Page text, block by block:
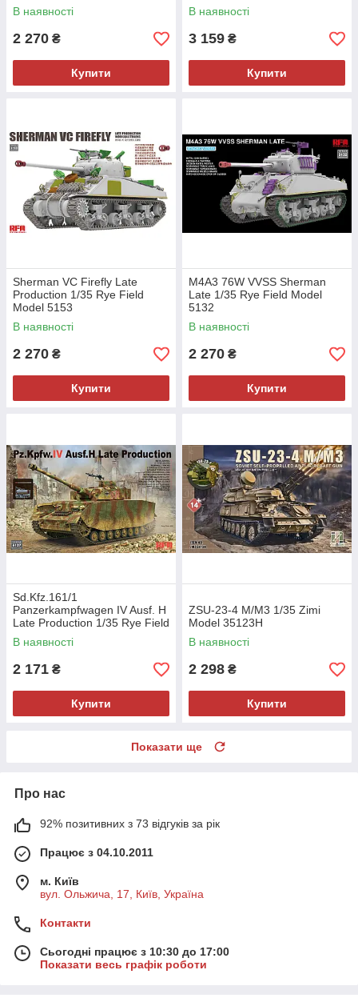
В наявності
2 270 ₴
Купити
В наявності
3 159 ₴
Купити
Sherman VC Firefly Late
Production 1/35 Rye Field
Model 5153
В наявності
2 270 ₴
Купити
M4A3 76W VVSS Sherman
Late 1/35 Rye Field Model
5132
В наявності
2 270 ₴
Купити
Sd.Kfz.161/1
Panzerkampfwagen IV Ausf. H
Late Production 1/35 Rye Field
Model 5127
В наявності
2 171 ₴
Купити
ZSU-23-4 M/M3 1/35 Zimi
Model 35123H
В наявності
2 298 ₴
Купити
Показати ще
Про нас
92% позитивних з 73 відгуків за рік
Працює з 04.10.2011
м. Київ
вул. Ольжича, 17, Київ, Україна
Контакти
Сьогодні працює з 10:30 до 17:00
Показати весь графік роботи